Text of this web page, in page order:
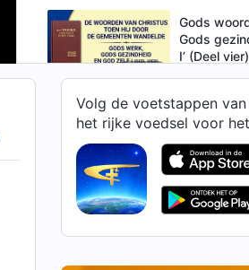
Gods
Gods
I’ (Deel vier)
22:16
Gods
Gods
II’ (Deel
Gods
Gods
II’ (Vervolg
Volg de voetstappen
het rijke voedsel voor